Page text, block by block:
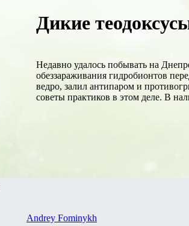
Дикие
Недавно удалось побывать на
обеззараживания гидробионтов
ведро, залил антипаром и
советы практиков в этом деле. В
Andrey Fominykh